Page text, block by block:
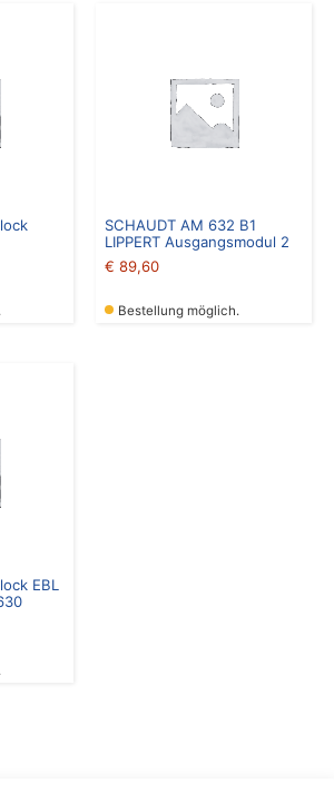
SCHAUDT AM 632 B1
LIPPERT Ausgangsmodul 2
€ 89,60
Bestellung möglich.
EBL